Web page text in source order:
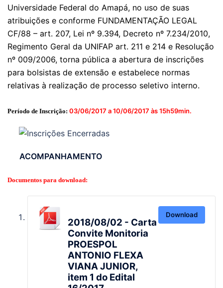
Universidade Federal do Amapá, no uso de suas
atribuições e conforme FUNDAMENTAÇÃO LEGAL
CF/88 – art. 207, Lei nº 9.394, Decreto nº 7.234/2010,
Regimento Geral da UNIFAP art. 211 e 214 e Resolução
nº 009/2006, torna pública a abertura de inscrições
para bolsistas de extensão e estabelece normas
relativas à realização de processo seletivo interno.
Período de Inscrição: 03/06/2017 a 10/06/2017 às 15h59min.
ACOMPANHAMENTO
Documentos para download:
2018/08/02 - Carta
Convite Monitoria
PROESPOL
ANTONIO FLEXA
VIANA JUNIOR,
item 1 do Edital
Download